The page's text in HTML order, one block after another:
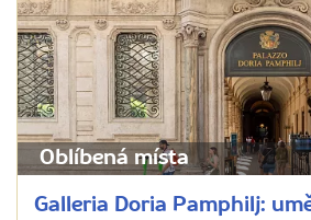
Oblíbená místa
Galleria Doria Pamphilj: